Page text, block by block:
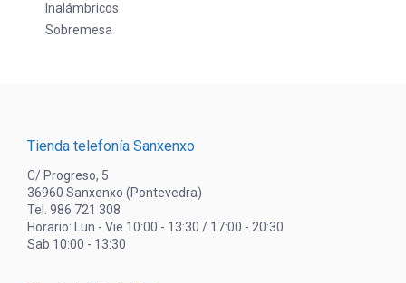
Inalámbricos
Sobremesa
Tienda telefonía Sanxenxo
C/ Progreso, 5
36960 Sanxenxo (Pontevedra)
Tel. 986 721 308
Horario: Lun - Vie 10:00 - 13:30 / 17:00 - 20:30
Sab 10:00 - 13:30